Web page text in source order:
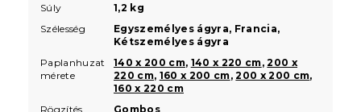
Súly
1,2 kg
Szélesség
Egyszemélyes ágyra, Francia,
Kétszemélyes ágyra
Paplanhuzat
mérete
140 x 200 cm, 140 x 220 cm,200 x
220 cm, 160 x 200 cm,200 x 200 cm,
160 x 220 cm
Rögzítés
Gombos